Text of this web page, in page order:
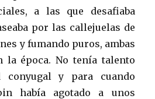
a las que desafiaba
por las callejuelas de
y fumando puros, ambas
la época. No tenía talento
y para cuando
había agotado a unos